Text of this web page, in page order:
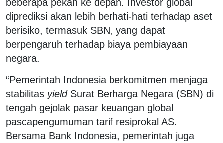
beberapa pekan ke depan. Investor global
diprediksi akan lebih berhati-hati terhadap aset
berisiko, termasuk SBN, yang dapat
berpengaruh terhadap biaya pembiayaan
negara.
“Pemerintah Indonesia berkomitmen menjaga
stabilitas yieldSurat Berharga Negara (SBN) di
tengah gejolak pasar keuangan global
pascapengumuman tarif resiprokal AS.
Bersama Bank Indonesia, pemerintah juga